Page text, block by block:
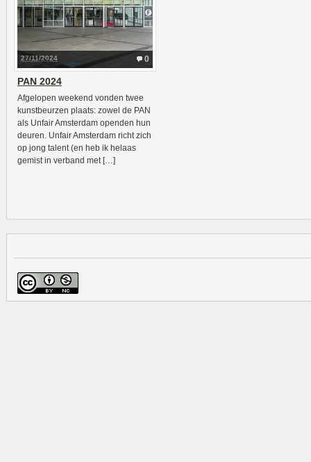
0
27/11/2024
PAN 2024
Afgelopen weekend vonden twee
kunstbeurzen plaats: zowel de PAN
als Unfair Amsterdam openden hun
deuren. Unfair Amsterdam richt zich
op jong talent (en heb ik helaas
gemist in verband met […]